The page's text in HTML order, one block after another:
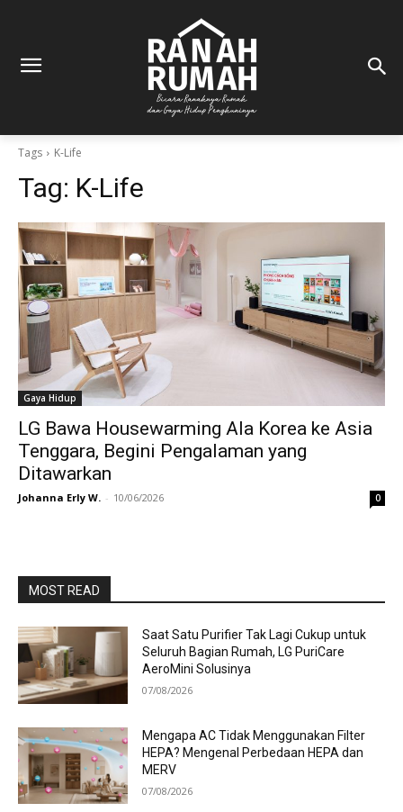
Tags K-Life
Tag: K-Life
Gaya Hidup
LG Bawa Housewarming Ala Korea ke Asia
Tenggara, Begini Pengalaman yang
Ditawarkan
Johanna Erly W. - 10/06/2026 0
MOST READ
Saat Satu Purifier Tak Lagi Cukup untuk
Seluruh Bagian Rumah, LG PuriCare
AeroMini Solusinya
07/08/2026
Mengapa AC Tidak Menggunakan Filter
HEPA? Mengenal Perbedaan HEPA dan
MERV
07/08/2026